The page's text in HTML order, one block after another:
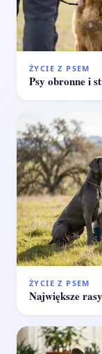
ŻYCIE Z PSEM
Psy obronne i
ŻYCIE Z PSEM
Największe